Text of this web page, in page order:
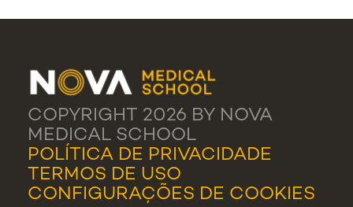
COPYRIGHT 2026 BY NOVA
MEDICAL SCHOOL
POLÍTICA DE PRIVACIDADE
TERMOS DE USO
CONFIGURAÇÕES DE COOKIES